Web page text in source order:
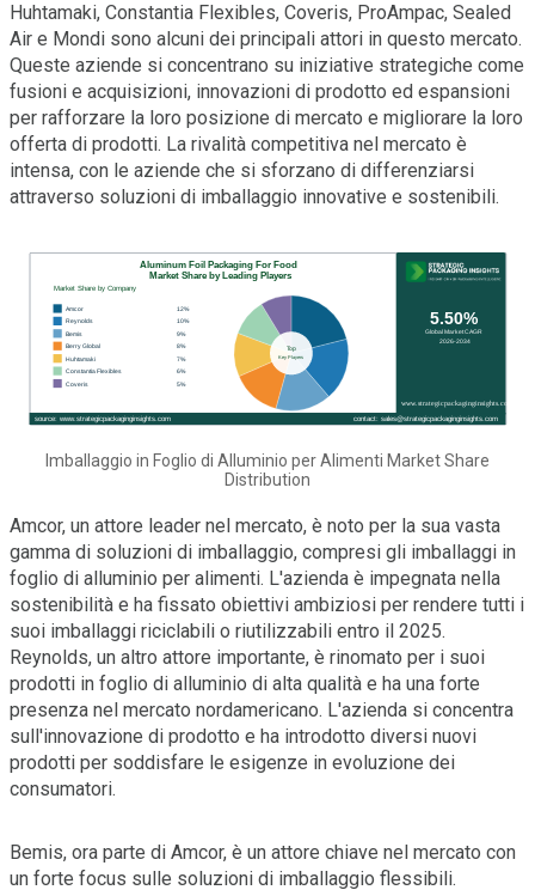
Huhtamaki, Constantia Flexibles, Coveris, ProAmpac, Sealed
Air e Mondi sono alcuni dei principali attori in questo mercato.
Queste aziende si concentrano su iniziative strategiche come
fusioni e acquisizioni, innovazioni di prodotto ed espansioni
per rafforzare la loro posizione di mercato e migliorare la loro
offerta di prodotti. La rivalità competitiva nel mercato è
intensa, con le aziende che si sforzano di differenziarsi
attraverso soluzioni di imballaggio innovative e sostenibili.
Imballaggio in Foglio di Alluminio per Alimenti Market Share
Distribution
Amcor, un attore leader nel mercato, è noto per la sua vasta
gamma di soluzioni di imballaggio, compresi gli imballaggi in
foglio di alluminio per alimenti. L'azienda è impegnata nella
sostenibilità e ha fissato obiettivi ambiziosi per rendere tutti i
suoi imballaggi riciclabili o riutilizzabili entro il 2025.
Reynolds, un altro attore importante, è rinomato per i suoi
prodotti in foglio di alluminio di alta qualità e ha una forte
presenza nel mercato nordamericano. L'azienda si concentra
sull'innovazione di prodotto e ha introdotto diversi nuovi
prodotti per soddisfare le esigenze in evoluzione dei
consumatori.
Bemis, ora parte di Amcor, è un attore chiave nel mercato con
un forte focus sulle soluzioni di imballaggio flessibili.